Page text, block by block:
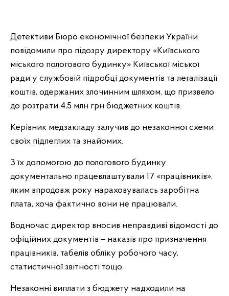
Детективи Бюро економічної безпеки України
повідомили про підозру директору «Київського
міського пологового будинку» Київської міської
ради у службовій підробці документів та легалізації
коштів, одержаних злочинним шляхом, що призвело
до розтрати 4,5 млн грн бюджетних коштів.
Керівник медзакладу залучив до незаконної схеми
своїх підлеглих та знайомих.
З їх допомогою до пологового будинку
документально працевлаштували 17 «працівників»,
яким впродовж року нараховувалась заробітна
плата, хоча фактично вони не працювали.
Водночас директор вносив неправдиві відомості до
офіційних документів – наказів про призначення
працівників, табелів обліку робочого часу,
статистичної звітності тощо.
Незаконні виплати з бюджету надходили на